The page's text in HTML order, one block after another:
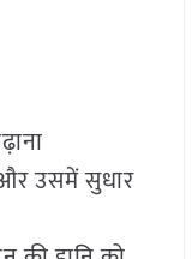
और उसमें सुधार